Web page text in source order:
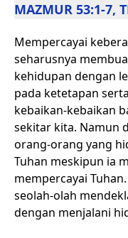
MAZMUR 53:1-7,
Mempercayai
seharusnya
kehidupan dengan
pada ketetapan
kebaikan-kebaikan
sekitar kita. Namun
orang-orang yang
Tuhan meskipun ia
mempercayai
seolah-olah
dengan menjalani